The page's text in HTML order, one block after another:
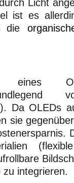
Licht
ist es
die
Da OLEDs
sie
zu integrieren.